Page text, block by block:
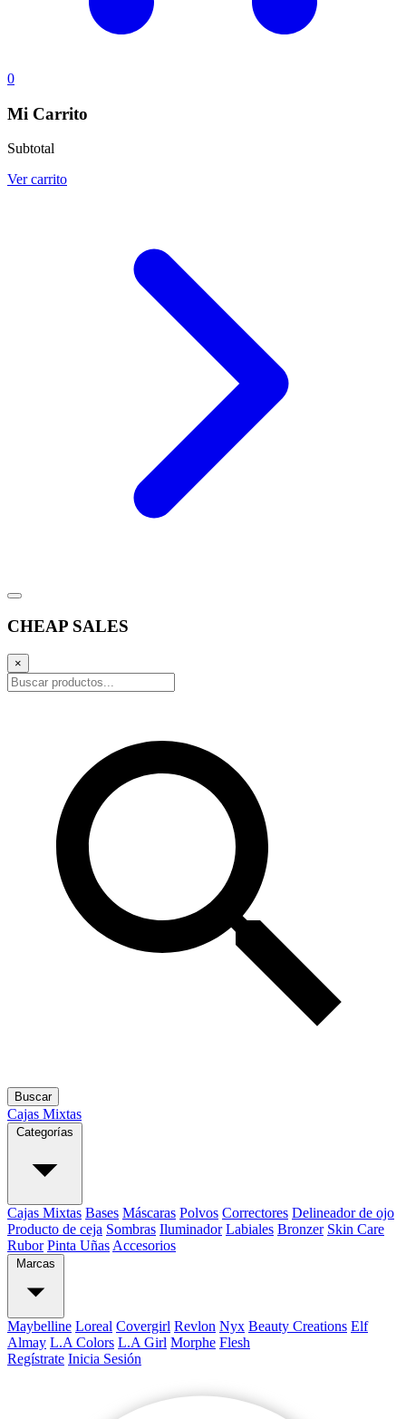
0
Mi Carrito
Subtotal
Ver carrito
CHEAP SALES
×
Buscar
Cajas Mixtas
Categorías
Cajas Mixtas Bases Máscaras Polvos Correctores Delineador de ojo
Producto de ceja Sombras Iluminador Labiales Bronzer Skin Care
Rubor Pinta Uñas Accesorios
Marcas
Maybelline Loreal Covergirl Revlon Nyx Beauty Creations Elf
Almay L.A Colors L.A Girl Morphe Flesh
Regístrate Inicia Sesión